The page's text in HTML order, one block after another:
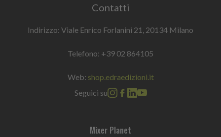
Contatti
Indirizzo: Viale Enrico Forlanini 21, 20134 Milano
Telefono: +39 02 864105
Web: shop.edraedizioni.it
Seguici su
Mixer Planet